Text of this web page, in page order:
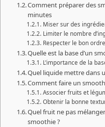
Comment préparer des
minutes
Miser sur des
Limiter le nombre
Respecter le bon
Quelle est la base d’un
L’importance de la
Quel liquide mettre dans
Comment faire un
Associer fruits et
Obtenir la bonne
Quel fruit ne pas
smoothie ?